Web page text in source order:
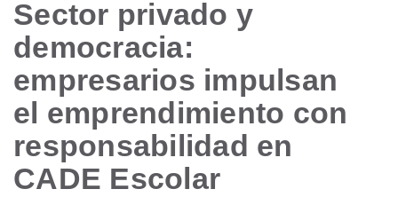
Sector privado y
democracia:
empresarios impulsan
el emprendimiento con
responsabilidad en
CADE Escolar